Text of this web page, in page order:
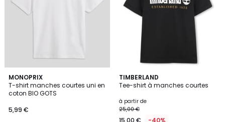
MONOPRIX
T-shirt manches courtes uni en
coton BIO GOTS
5,99 €
1
/
5
4
Couleurs
TIMBERLAND
Tee-shirt à manches courtes
à partir de
25,00 €
15,00 € -40%
11
Couleurs